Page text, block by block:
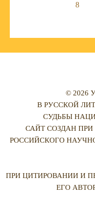
8
© 2026
В РУССКОЙ
СУДЬБЫ
САЙТ СОЗДАН
РОССИЙСКОГО
ПРИ ЦИТИРОВАНИИ И
ЕГО